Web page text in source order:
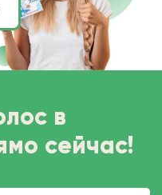
в
сейчас!